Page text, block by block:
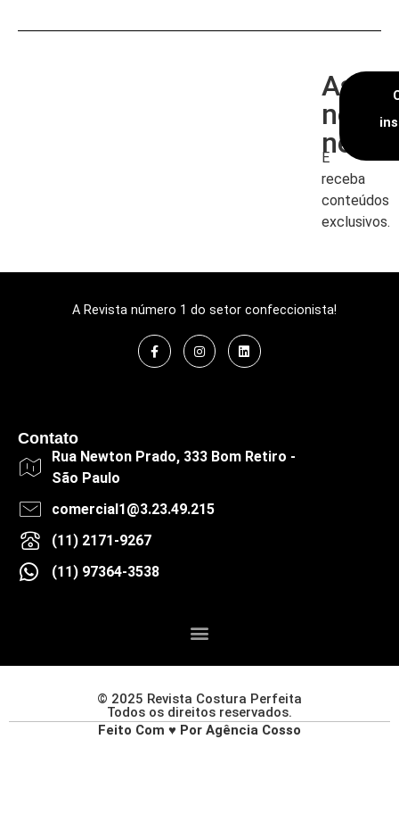
nossa
E
receba
conteúdos
exclusivos.
A Revista número 1 do setor confeccionista!
Contato
Rua Newton Prado, 333 Bom Retiro -
São Paulo
comercial1@3.23.49.215
(11) 2171-9267
(11) 97364-3538
© 2025 Revista Costura Perfeita
Todos os direitos reservados.
Feito Com ♥ Por Agência Cosso